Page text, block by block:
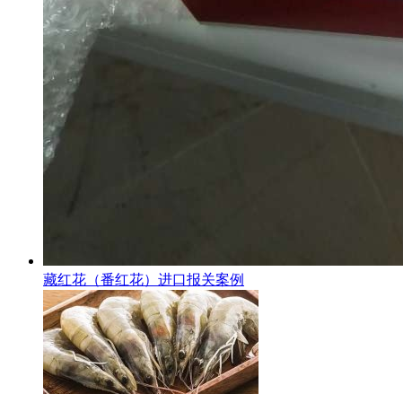
藏红花（番红花）进口报关案例